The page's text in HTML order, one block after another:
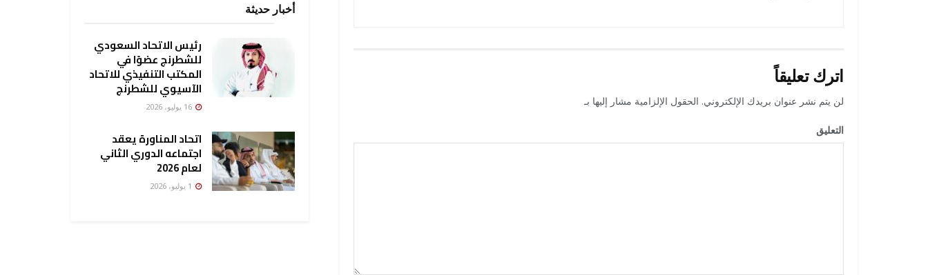
اترك تعليقاً
لن يتم نشر عنوان بريدك الإلكتروني. الحقول الإلزامية مشار إليها بـ
التعليق
أخبار حديثة
رئيس الاتحاد السعودي
للشطرنج عضوًا في
المكتب التنفيذي للاتحاد
الآسيوي للشطرنج
اتحاد المناورة يعقد
اجتماعه الدوري الثاني
لعام 2026